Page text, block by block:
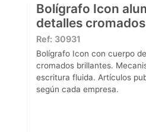
Bolígrafo Icon
detalles
Ref: 30931
Bolígrafo Icon con cuerpo
cromados brillantes.
escritura fluida. Artículos
según cada empresa.